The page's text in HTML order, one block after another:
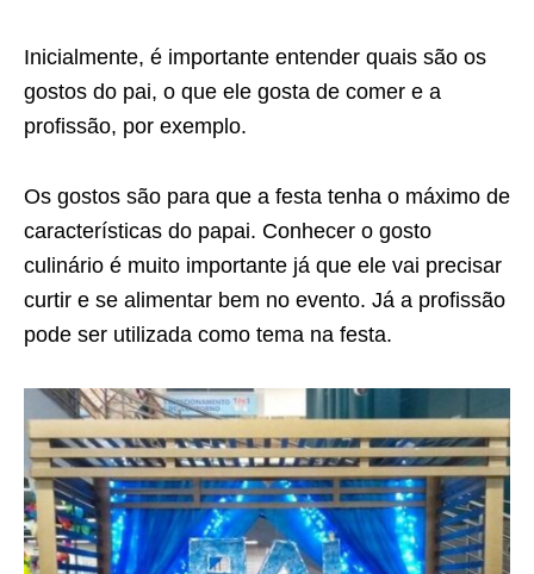
Inicialmente, é importante entender quais são os
gostos do pai, o que ele gosta de comer e a
profissão, por exemplo.
Os gostos são para que a festa tenha o máximo de
características do papai. Conhecer o gosto
culinário é muito importante já que ele vai precisar
curtir e se alimentar bem no evento. Já a profissão
pode ser utilizada como tema na festa.